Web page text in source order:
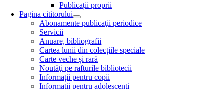
Publicații proprii
Pagina cititorului
Abonamente publicaţii periodice
Servicii
Anuare, bibliografii
Cartea lunii din colecțiile speciale
Carte veche și rară
Noutăţi pe rafturile bibliotecii
Informații pentru copii
Informații pentru adolescenți